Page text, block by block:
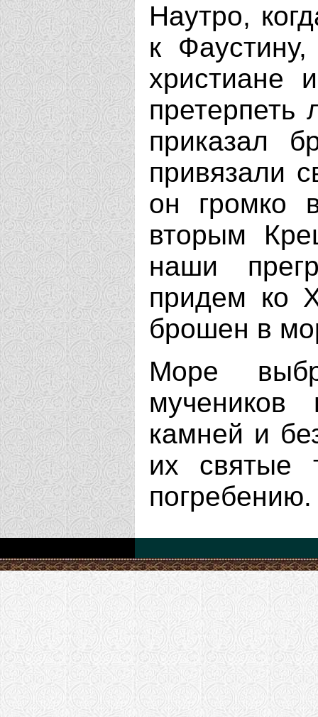
Наутро,
к
христиане
претерпеть
приказал
привязали
он громко
вторым
наши
придем ко
брошен в
Море
камней и
их святые
погребению.